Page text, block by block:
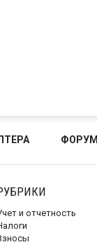
ФОРУМ
и отчетность